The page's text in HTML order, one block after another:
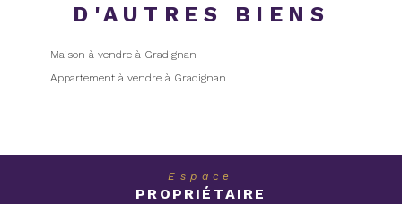
D'AUTRES BIENS
Maison à vendre à Gradignan
Appartement à vendre à Gradignan
Espace
PROPRIÉTAIRE